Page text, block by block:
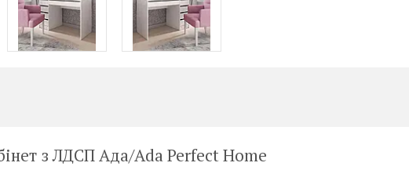
з ЛДСП Ада/Ada Perfect Home